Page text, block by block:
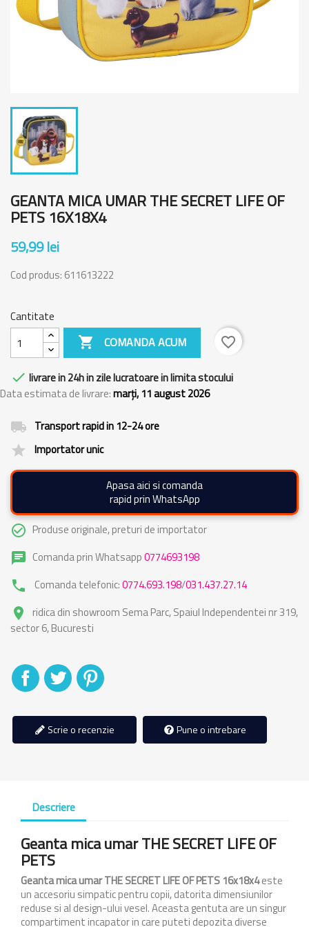
GEANTA MICA UMAR THE SECRET LIFE OF
PETS 16X18X4
59,99 lei
Cod produs: 611613222
Cantitate
 COMANDA ACUM favorite_border
 livrare in 24h in zile lucratoare in limita stocului
Data estimata de livrare:marți, 11 august 2026
local_shipping Transport rapid in 12-24 ore
grade Importator unic
Apasa aici si comanda
rapid prin WhatsApp
check_circle_outline Produse originale, preturi de importator
chat Comanda prin Whatsapp0774693198
phone Comanda telefonic:0774.693.198/031.437.27.14
place
ridica din showroom Sema Parc, Spaiul Independentei nr 319,
sector 6, Bucuresti
DistribuitiTweet
Scrie o recenzie Pune o intrebare
Descriere
Geanta mica umar THE SECRET LIFE OF
PETS
Geanta mica umar THE SECRET LIFE OF PETS 16x18x4este
un accesoriu simpatic pentru copii, datorita dimensiunilor
reduse si al design-ului vesel. Aceasta gentuta are un singur
compartiment incapator in care puteti depozita diverse